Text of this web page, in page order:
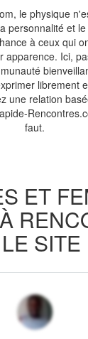
le physique
personnalité et
à ceux qui
apparence. Ici,
librement
une relation
faut.
ET
SITE